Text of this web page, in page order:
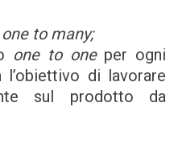
one to many;
one to oneper ogni
l’obiettivo di lavorare
sul prodotto da